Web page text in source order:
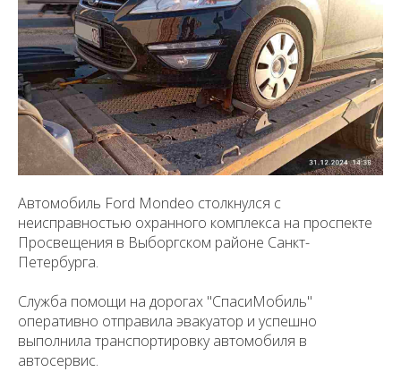
Автомобиль Ford Mondeo столкнулся с
неисправностью охранного комплекса на проспекте
Просвещения в Выборгском районе Санкт-
Петербурга.
Служба помощи на дорогах "СпасиМобиль"
оперативно отправила эвакуатор и успешно
выполнила транспортировку автомобиля в
автосервис.